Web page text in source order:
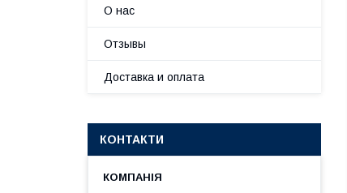
О нас
Отзывы
Доставка и оплата
КОНТАКТИ